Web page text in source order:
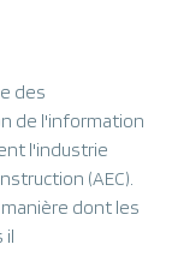
des
de l'information
l'industrie
(AEC).
dont les
il